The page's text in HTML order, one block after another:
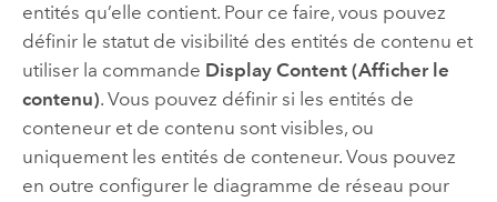
entités qu’elle contient. Pour ce faire, vous pouvez
définir le statut de visibilité des entités de contenu et
utiliser la commande Display Content (Afficher le
contenu). Vous pouvez définir si les entités de
conteneur et de contenu sont visibles, ou
uniquement les entités de conteneur. Vous pouvez
en outre configurer le diagramme de réseau pour